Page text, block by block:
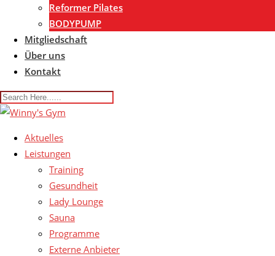
Reformer Pilates
BODYPUMP
Mitgliedschaft
Über uns
Kontakt
Aktuelles
Leistungen
Training
Gesundheit
Lady Lounge
Sauna
Programme
Externe Anbieter